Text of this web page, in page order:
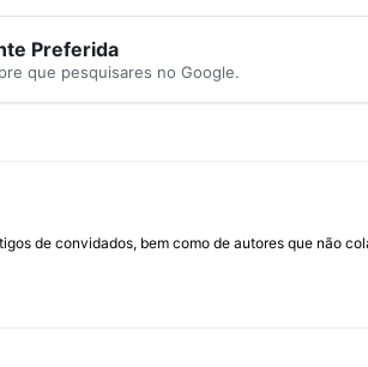
Preferida
que pesquisares no Google.
de convidados, bem como de autores que não